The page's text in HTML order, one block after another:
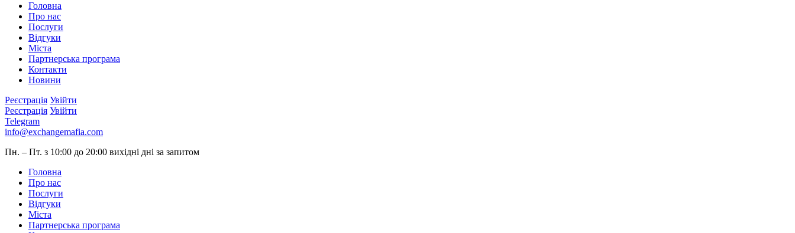
Головна
Про нас
Послуги
Відгуки
Міста
Партнерська програма
Контакти
Новини
Реєстрація Увійти
Реєстрація Увійти
Telegram
info@exchangemafia.com
Пн. – Пт. з 10:00 до 20:00 вихідні дні за запитом
Головна
Про нас
Послуги
Відгуки
Міста
Партнерська програма